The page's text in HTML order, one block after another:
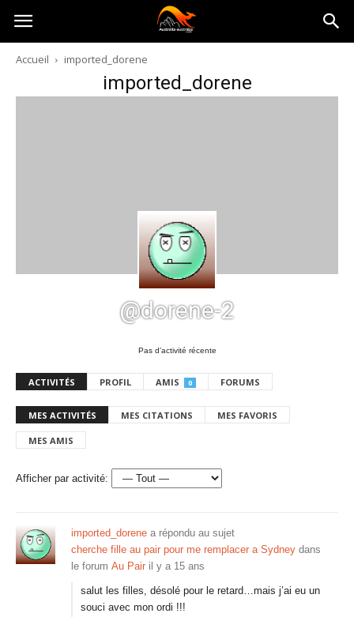
Australia-
australie.com
Accueil imported_dorene
imported_dorene
@dorene-2
Pas d’activité récente
ACTIVITÉS PROFIL AMIS 0 FORUMS
MES ACTIVITÉS MES CITATIONS MES FAVORIS
MES AMIS
Afficher par activité:
imported_dorene a répondu au sujet
cherche fille au pair pour me remplacer a Sydney dans
le forum Au Pair il y a 15 ans
salut les filles, désolé pour le retard…mais j’ai eu un
souci avec mon ordi !!!